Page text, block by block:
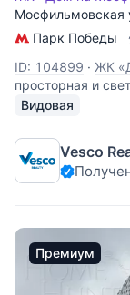
Мосфильмовская
Парк Победы
ID: 104899 · ЖК
просторная и
кв.м на 46 этаже
свободной
Квартира с
Видовая
Vesco
Премиум